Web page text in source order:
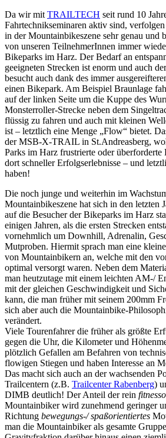
Da wir mit TRAILTECH seit rund 10
Fahrtechnikseminaren aktiv sind,
in der Mountainbikeszene sehr genau und
von unseren TeilnehmerInnen immer
Bikeparks im Harz. Der Bedarf an
geeigneten Strecken ist enorm und auch
besucht auch dank des immer
einen Bikepark. Am Beispiel Braunlage
auf der linken Seite um die Kuppe des
Monsterroller-Strecke neben dem
flüssig zu fahren und auch mit kleinen
ist – letztlich eine Menge „Flow“ bietet.
der MSB-X-TRAIL in St.Andreasberg,
Parks im Harz frustrierte oder überforderte
dort schneller Erfolgserlebnisse – und
haben!
Die noch junge und weiterhin im
Mountainbikeszene hat sich in den letzten
auf die Besucher der Bikeparks im Harz
einigen Jahren, als die ersten Strecken
vornehmlich um Downhill, Adrenalin,
Mutproben. Hiermit sprach man eine
von Mountainbikern an, welche mit den
optimal versorgt waren. Neben dem
man heutzutage mit einem leichten AM-/
mit der gleichen Geschwindigkeit und
kann, die man früher mit seinem 200mm
sich aber auch die Mountainbike-
verändert.
Viele Tourenfahrer die früher als größte
gegen die Uhr, die Kilometer und
plötzlich Gefallen am Befahren von
flowigen Stiegen und haben Interesse an
Das macht sich auch an der wachsenden
Trailcentern (z.B. Trailcenter Rabenberg)
DIMB deutlich! Der Anteil der rein
Mountainbiker wird zunehmend geringer
Richtung bewegungs-/ spaßorientiertes
man die Mountainbiker als gesamte